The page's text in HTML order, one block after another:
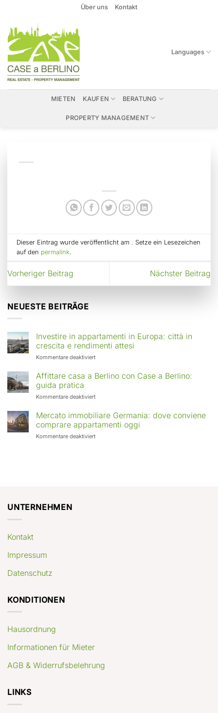
springen
Über uns Kontakt
Languages
MIETEN KAUFEN BERATUNG
PROPERTY MANAGEMENT
Dieser Eintrag wurde veröffentlicht am . Setze ein Lesezeichen
auf den permalink.
Vorheriger Beitrag Nächster Beitrag
NEUESTE BEITRÄGE
Investire in appartamenti in Europa: città in
crescita e rendimenti attesi
Kommentare deaktiviertfür
in
Europa:
in
crescita
rendimenti
Affittare casa a Berlino con Case a Berlino:
guida pratica
Kommentare deaktiviertfür
casa
a
Berlino
con
Mercato immobiliare Germania: dove conviene
comprare appartamenti oggi
Kommentare deaktiviertfür
UNTERNEHMEN
Kontakt
Impressum
Datenschutz
KONDITIONEN
Hausordnung
Informationen für Mieter
AGB & Widerrufsbelehrung
LINKS